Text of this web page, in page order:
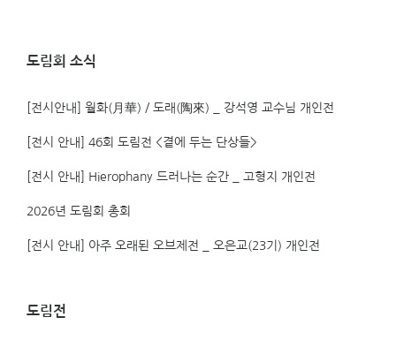
도림회 소식
[전시안내] 월화(月華) / 도래(陶來) _ 강석영 교수님 개인전
[전시 안내] 46회 도림전 <곁에 두는 단상들>
[전시 안내] Hierophany 드러나는 순간 _ 고형지 개인전
2026년 도림회 총회
[전시 안내] 아주 오래된 오브제전 _ 오은교(23기) 개인전
도림전